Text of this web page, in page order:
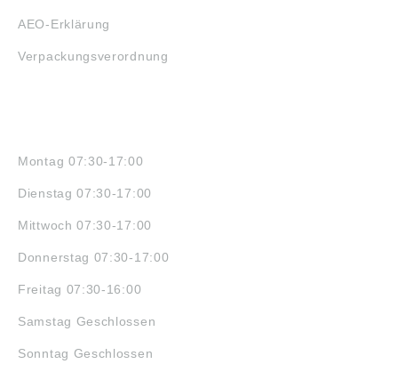
AEO-Erklärung
Verpackungsverordnung
Montag 07:30-17:00
Dienstag 07:30-17:00
Mittwoch 07:30-17:00
Donnerstag 07:30-17:00
Freitag 07:30-16:00
Samstag Geschlossen
Sonntag Geschlossen